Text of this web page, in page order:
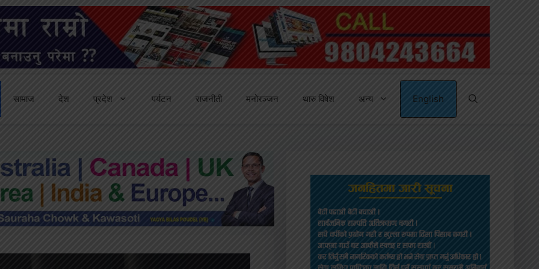
सामाज देश प्रदेश पर्यटन राजनीती मनोरञ्जन थारु विषेश अन्य English